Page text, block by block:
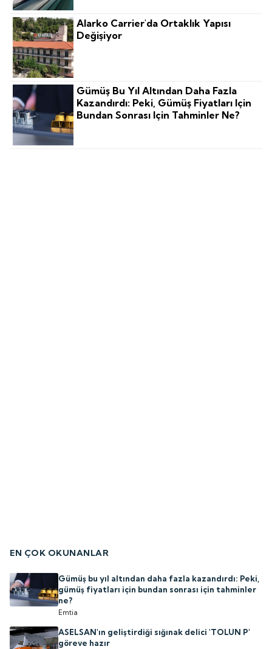
Alarko Carrier'da Ortaklık Yapısı
Değişiyor
Gümüş Bu Yıl Altından Daha Fazla
Kazandırdı: Peki, Gümüş Fiyatları Için
Bundan Sonrası Için Tahminler Ne?
EN ÇOK OKUNANLAR
Gümüş bu yıl altından daha fazla kazandırdı: Peki,
gümüş fiyatları için bundan sonrası için tahminler
ne?
Emtia
ASELSAN'ın geliştirdiği sığınak delici 'TOLUN P'
göreve hazır